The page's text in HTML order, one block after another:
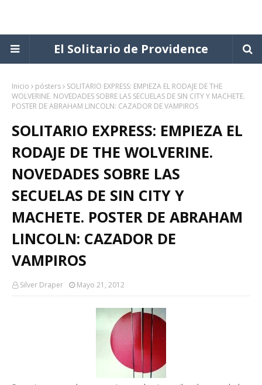
El Solitario de Providence
Inicio pósters
SOLITARIO EXPRESS: EMPIEZA EL RODAJE DE THE
WOLVERINE. NOVEDADES SOBRE LAS SECUELAS DE SIN CITY Y MACHETE.
POSTER DE ABRAHAM LINCOLN: CAZADOR DE VAMPIROS
SOLITARIO EXPRESS: EMPIEZA EL
RODAJE DE THE WOLVERINE.
NOVEDADES SOBRE LAS
SECUELAS DE SIN CITY Y
MACHETE. POSTER DE ABRAHAM
LINCOLN: CAZADOR DE
VAMPIROS
Silver Draper Mayo 21, 2012